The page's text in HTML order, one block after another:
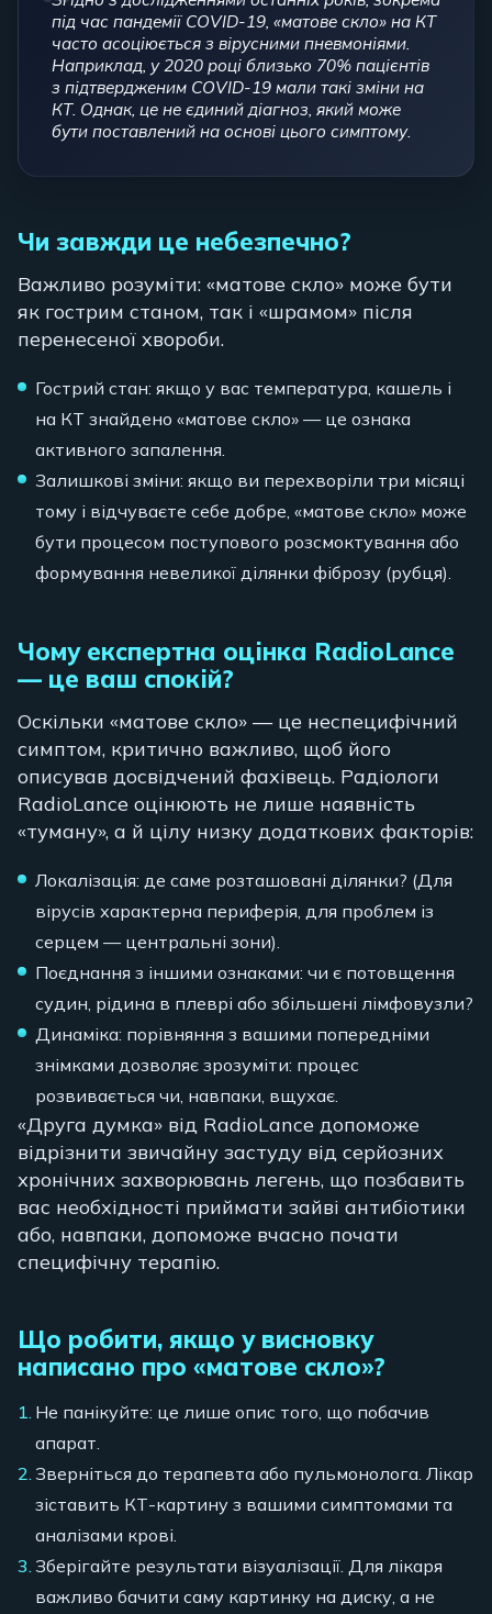
під час пандемії COVID-19, «матове скло» на КТ
часто асоціюється з вірусними пневмоніями.
Наприклад, у 2020 році близько 70% пацієнтів
з підтвердженим COVID-19 мали такі зміни на
КТ. Однак, це не єдиний діагноз, який може
бути поставлений на основі цього симптому.
Чи завжди це небезпечно?
Важливо розуміти: «матове скло» може бути
як гострим станом, так і «шрамом» після
перенесеної хвороби.
Гострий стан: якщо у вас температура, кашель і
на КТ знайдено «матове скло» — це ознака
активного запалення.
Залишкові зміни: якщо ви перехворіли три місяці
тому і відчуваєте себе добре, «матове скло» може
бути процесом поступового розсмоктування або
формування невеликої ділянки фіброзу (рубця).
Чому експертна оцінка RadioLance
— це ваш спокій?
Оскільки «матове скло» — це неспецифічний
симптом, критично важливо, щоб його
описував досвідчений фахівець. Радіологи
RadioLance оцінюють не лише наявність
«туману», а й цілу низку додаткових факторів:
Локалізація: де саме розташовані ділянки? (Для
вірусів характерна периферія, для проблем із
серцем — центральні зони).
Поєднання з іншими ознаками: чи є потовщення
судин, рідина в плеврі або збільшені лімфовузли?
Динаміка: порівняння з вашими попередніми
знімками дозволяє зрозуміти: процес
розвивається чи, навпаки, вщухає.
«Друга думка» від RadioLance допоможе
відрізнити звичайну застуду від серйозних
хронічних захворювань легень, що позбавить
вас необхідності приймати зайві антибіотики
або, навпаки, допоможе вчасно почати
специфічну терапію.
Що робити, якщо у висновку
написано про «матове скло»?
Не панікуйте: це лише опис того, що побачив
апарат.
Зверніться до терапевта або пульмонолога. Лікар
зіставить КТ-картину з вашими симптомами та
аналізами крові.
Зберігайте результати візуалізації. Для лікаря
важливо бачити саму картинку на диску, а не